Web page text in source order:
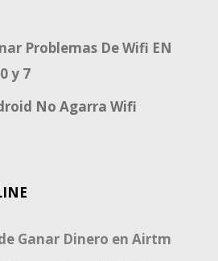
Problemas De Wifi EN
y 7
No Agarra Wifi
Ganar Dinero en Airtm